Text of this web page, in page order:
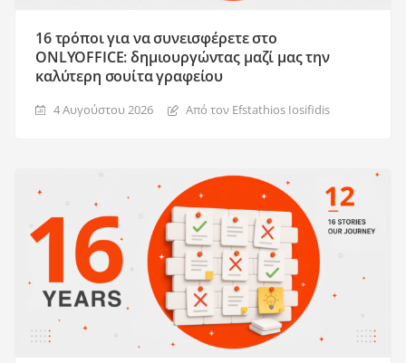
16 τρόποι για να συνεισφέρετε στο
ONLYOFFICE: δημιουργώντας μαζί μας την
καλύτερη σουίτα γραφείου
4 Αυγούστου 2026 Από τον Efstathios Iosifidis